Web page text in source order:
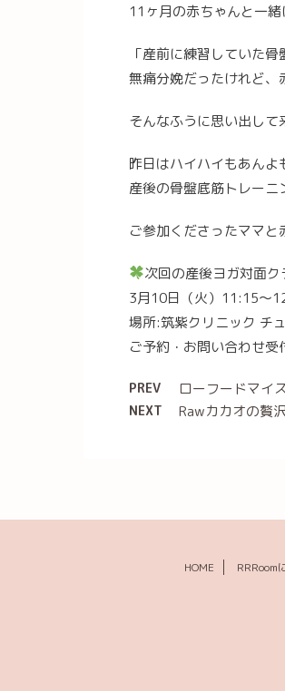
11ヶ月の赤ちゃんと一緒
「産前に練習していた
無痛分娩だったけれど、
そんなふうに思い出し
昨日はハイハイもあん
産後の骨盤底筋トレーニ
ご参加くださったママ
次回の産後ヨガ対面ク
3月10日（火）11:15〜
場所:筑紫クリニック チ
ご予約・お問い合わせ受
PREV ローフードマイ
NEXT Rawカカオの贅沢
HOME RRRoom